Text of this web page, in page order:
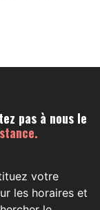
pas à nous le
votre
les horaires et